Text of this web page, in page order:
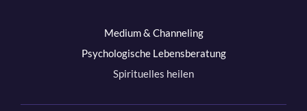
Medium & Channeling
Psychologische Lebensberatung
Spirituelles heilen